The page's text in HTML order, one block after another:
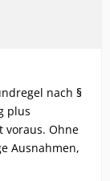
nach §
plus
voraus. Ohne
Ausnahmen,